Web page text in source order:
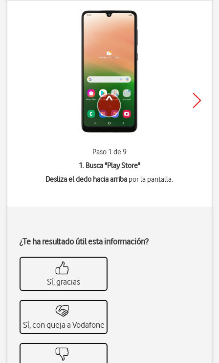
Paso 1 de 9
1. Busca "Play Store"
Desliza el dedo hacia arriba por la pantalla.
¿Te ha resultado útil esta información?
Sí, gracias
Sí, con queja a Vodafone